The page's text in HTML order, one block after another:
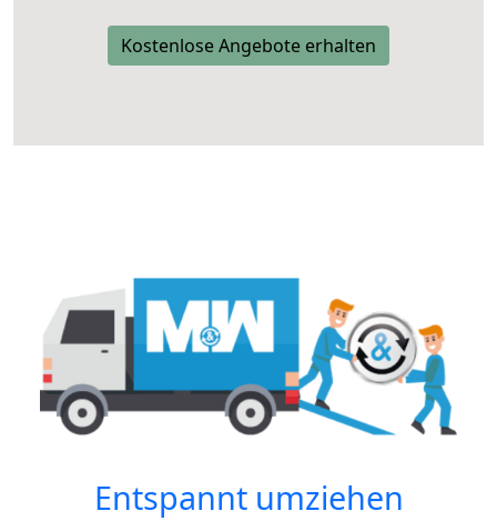
Kostenlose Angebote erhalten
Entspannt umziehen